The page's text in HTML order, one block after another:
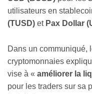
utilisateurs en
(TUSD) et Pax Dollar
Dans un communiqué,
cryptomonnaies
vise à « améliorer la
pour les traders sur sa